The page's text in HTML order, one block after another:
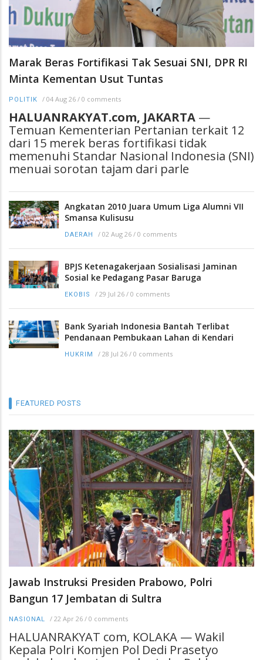
Marak Beras Fortifikasi Tak Sesuai SNI, DPR RI
Minta Kementan Usut Tuntas
POLITIK / 04 Aug 26 / 0 comments
HALUANRAKYAT.com, JAKARTA —
Temuan Kementerian Pertanian terkait 12
dari 15 merek beras fortifikasi tidak
memenuhi Standar Nasional Indonesia (SNI)
menuai sorotan tajam dari parle
Angkatan 2010 Juara Umum Liga Alumni VII
Smansa Kulisusu
DAERAH / 02 Aug 26 / 0 comments
BPJS Ketenagakerjaan Sosialisasi Jaminan
Sosial ke Pedagang Pasar Baruga
EKOBIS / 29 Jul 26 / 0 comments
Bank Syariah Indonesia Bantah Terlibat
Pendanaan Pembukaan Lahan di Kendari
HUKRIM / 28 Jul 26 / 0 comments
FEATURED POSTS
Jawab Instruksi Presiden Prabowo, Polri
Bangun 17 Jembatan di Sultra
NASIONAL / 22 Apr 26 / 0 comments
HALUANRAKYAT com, KOLAKA — Wakil
Kepala Polri Komjen Pol Dedi Prasetyo